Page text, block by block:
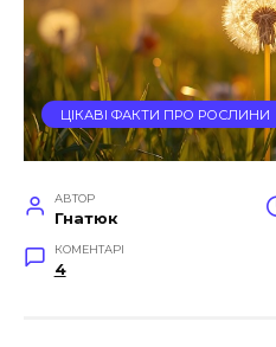
ЦІКАВІ ФАКТИ ПРО РОСЛИНИ
АВТОР
Гнатюк
КОМЕНТАРІ
4